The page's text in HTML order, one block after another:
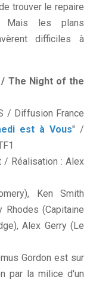
trouver le repaire
Mais les plans
difficiles à
The Night of the
/ Diffusion France
est à Vous" /
/ Réalisation : Alex
Ken Smith
Rhodes (Capitaine
Alex Gerry (Le
Gordon est sur
par la milice d'un